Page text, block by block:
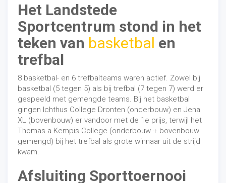
Het Landstede
Sportcentrum stond in het
teken van basketbal en
trefbal
8 basketbal- en 6 trefbalteams waren actief. Zowel bij
basketbal (5 tegen 5) als bij trefbal (7 tegen 7) werd er
gespeeld met gemengde teams. Bij het basketbal
gingen Ichthus College Dronten (onderbouw) en Jena
XL (bovenbouw) er vandoor met de 1e prijs, terwijl het
Thomas a Kempis College (onderbouw + bovenbouw
gemengd) bij het trefbal als grote winnaar uit de strijd
kwam.
Afsluiting Sporttoernooi